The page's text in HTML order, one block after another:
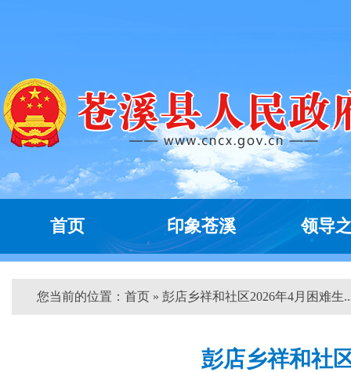
首页 印象苍溪 领导
您当前的位置： 首页 » 彭店乡祥和社区2026年4月困难生
彭店乡祥和社